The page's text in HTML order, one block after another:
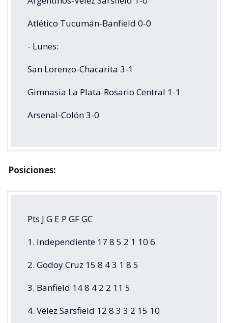
Atlético Tucumán-Banfield 0-0
- Lunes:
San Lorenzo-Chacarita 3-1
Gimnasia La Plata-Rosario Central 1-1
Arsenal-Colón 3-0
Posiciones:
Pts J G E P GF GC
1. Independiente 17 8 5 2 1 10 6
2. Godoy Cruz 15 8 4 3 1 8 5
3. Banfield 14 8 4 2 2 11 5
4. Vélez Sarsfield 12 8 3 3 2 15 10